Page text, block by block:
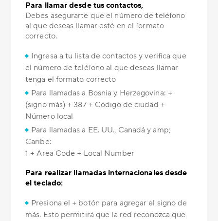
Para llamar desde tus contactos,
Debes asegurarte que el número de teléfono
al que deseas llamar esté en el formato
correcto.
Ingresa a tu lista de contactos y verifica que
el número de teléfono al que deseas llamar
tenga el formato correcto
Para llamadas a Bosnia y Herzegovina: +
(signo más) + 387 + Código de ciudad +
Número local
Para llamadas a EE. UU., Canadá y amp;
Caribe:
1 + Area Code + Local Number
Para realizar llamadas internacionales desde
el teclado:
Presiona el + botón para agregar el signo de
más. Esto permitirá que la red reconozca que